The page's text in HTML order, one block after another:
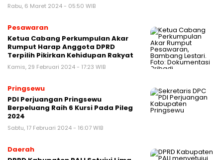
Rabu, 6 Maret 2024 - 05:50 WIB
Pesawaran
Ketua Cabang Perkumpulan Akar
Rumput Harap Anggota DPRD
Terpilih Pikirkan Kehidupan Rakyat
Kamis, 29 Februari 2024 - 17:23 WIB
Pringsewu
PDI Perjuangan Pringsewu
Berpeluang Raih 6 Kursi Pada Pileg
2024
Sabtu, 17 Februari 2024 - 16:07 WIB
Daerah